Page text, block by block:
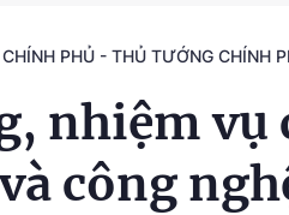
PHỦ - THỦ TƯỚNG CHÍNH
nhiệm vụ
công